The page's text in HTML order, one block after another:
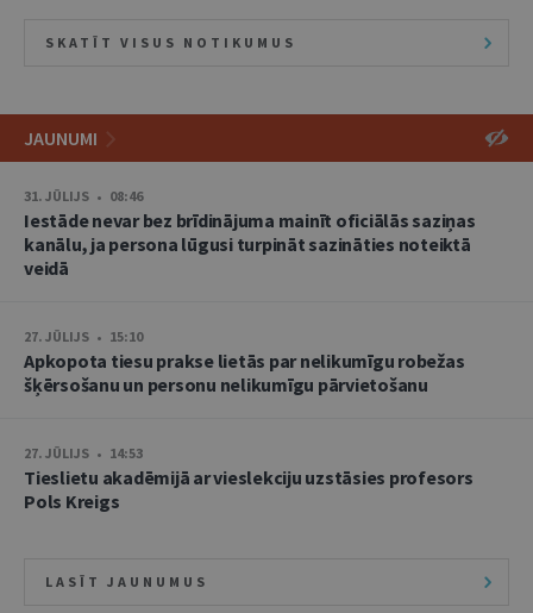
SKATĪT VISUS NOTIKUMUS
JAUNUMI
31. JŪLIJS • 08:46
Iestāde nevar bez brīdinājuma mainīt oficiālās saziņas
kanālu, ja persona lūgusi turpināt sazināties noteiktā
veidā
27. JŪLIJS • 15:10
Apkopota tiesu prakse lietās par nelikumīgu robežas
šķērsošanu un personu nelikumīgu pārvietošanu
27. JŪLIJS • 14:53
Tieslietu akadēmijā ar vieslekciju uzstāsies profesors
Pols Kreigs
LASĪT JAUNUMUS